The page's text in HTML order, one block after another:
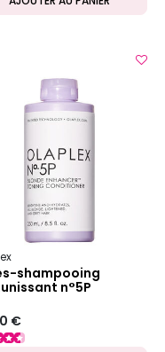
shampooing
n°5P
€